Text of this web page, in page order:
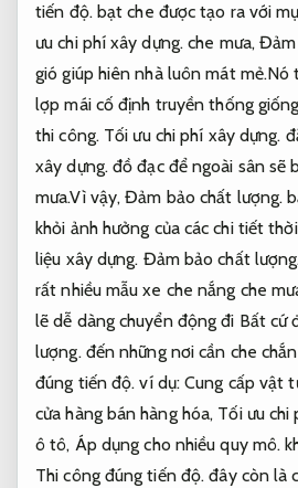
tiến độ.bạt che được tạo ra với
ưu chi phí xây dựng. che mưa, Đảm
gió giúp hiên nhà luôn mát mẻ.Nó
lợp mái cố định truyền thống
thi công. Tối ưu chi phí xây dựng.
xây dựng.đồ đạc để ngoài sân sẽ
mưa.Vì vậy,Đảm bảo chất lượng.
khỏi ảnh hưởng của các chi tiết
liệu xây dựng. Đảm bảo chất
rất nhiều mẫu xe che nắng che
lẽ dễ dàng chuyển động đi Bất cứ
lượng.đến những nơi cần che
đúng tiến độ. ví dụ:Cung cấp vật
cửa hàng bán hàng hóa, Tối ưu chi
ô tô, Áp dụng cho nhiều quy mô.
Thi công đúng tiến độ. đây còn là